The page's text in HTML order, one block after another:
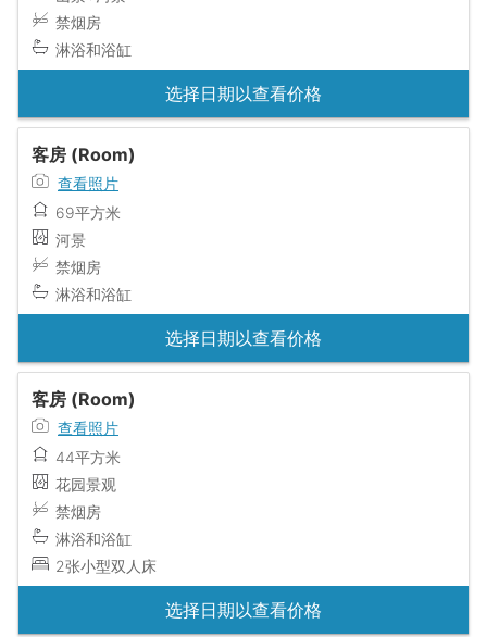
禁烟房
淋浴和浴缸
选择日期以查看价格
客房 (Room)
查看照片
69平方米
河景
禁烟房
淋浴和浴缸
选择日期以查看价格
客房 (Room)
查看照片
44平方米
花园景观
禁烟房
淋浴和浴缸
2张小型双人床
选择日期以查看价格